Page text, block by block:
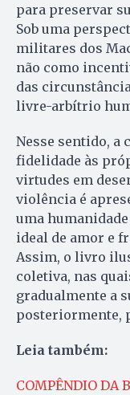
para preservar
Sob uma
militares dos
não como
das
livre-arbítrio
Nesse sentido, a
fidelidade às
virtudes em
violência é
uma
ideal de amor e
Assim, o livro
coletiva, nas
gradualmente a
posteriormente,
Leia também:
COMPÊNDIO DA